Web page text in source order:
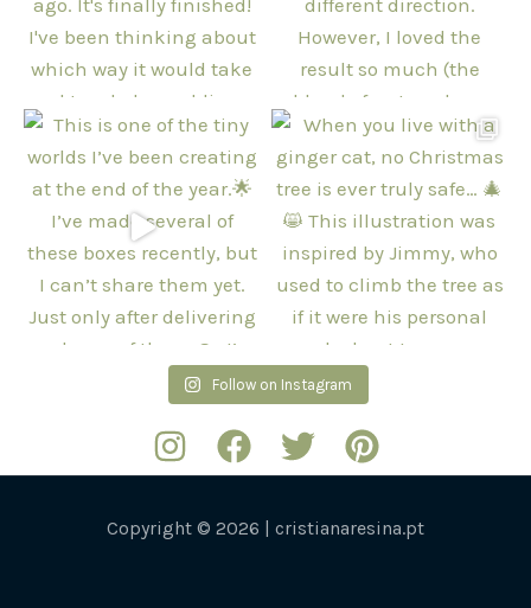
Follow on Instagram
Copyright © 2026 | cristianaresina.pt